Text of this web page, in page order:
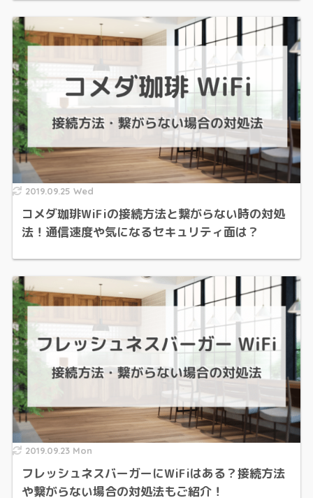
2019.09.25 Wed
コメダ珈琲WiFiの接続方法と繋がらない時の対処
法！通信速度や気になるセキュリティ面は？
2019.09.23 Mon
フレッシュネスバーガーにWiFiはある？接続方法
や繋がらない場合の対処法もご紹介！